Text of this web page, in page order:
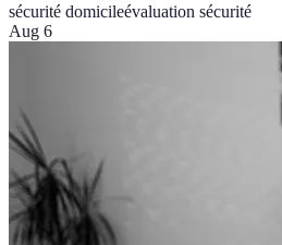
sécurité domicileévaluation sécurité
Aug 6